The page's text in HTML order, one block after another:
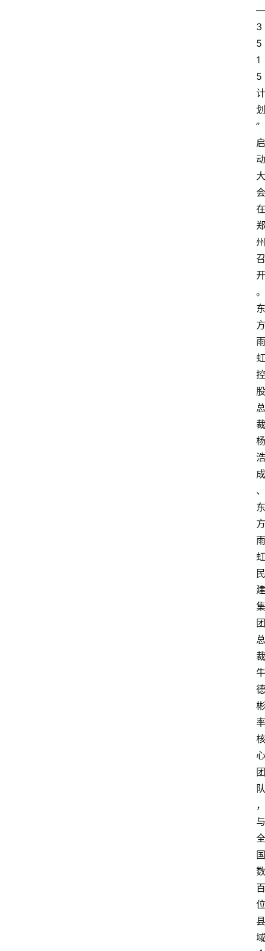
—
3
5
1
5
计
划
”
启
动
大
会
在
郑
州
召
开
。
东
方
雨
虹
控
股
总
裁
杨
浩
成
、
东
方
雨
虹
民
建
集
团
总
裁
牛
德
彬
率
核
心
团
队
，
与
全
国
数
百
位
县
域